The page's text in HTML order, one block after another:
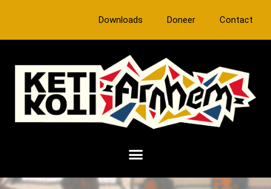
Downloads Doneer Contact